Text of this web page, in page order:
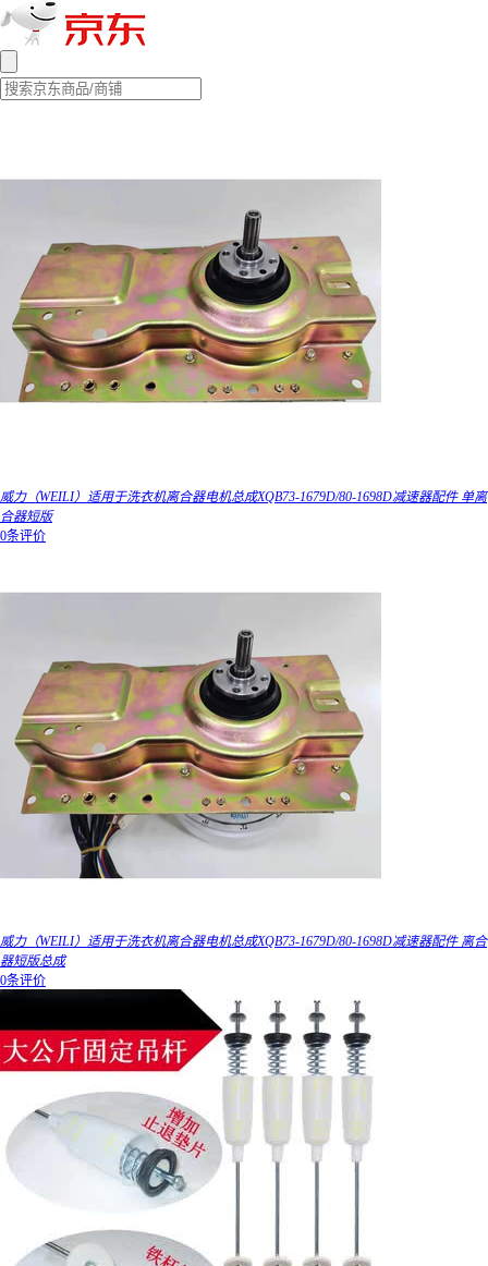
威力（WEILI）适用于洗衣机离合器电机总成XQB73-1679D/80-1698D减速器配件 单离
合器短版
0条评价
威力（WEILI）适用于洗衣机离合器电机总成XQB73-1679D/80-1698D减速器配件 离合
器短版总成
0条评价